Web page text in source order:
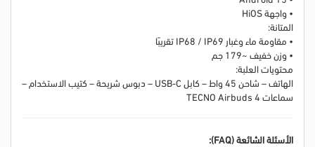
• واجهة HiOS
المتانة:
• مقاومة ماء وغبار IP68 / IP69 تقريبًا
• وزن خفيف ~179 جم
محتويات العلبة:
الهاتف – شاحن 45 واط – كابل USB-C – دبوس شريحة – كتيب الاستخدام –
سماعات TECNO Airbuds 4
الأسئلة الشائعة (FAQ):